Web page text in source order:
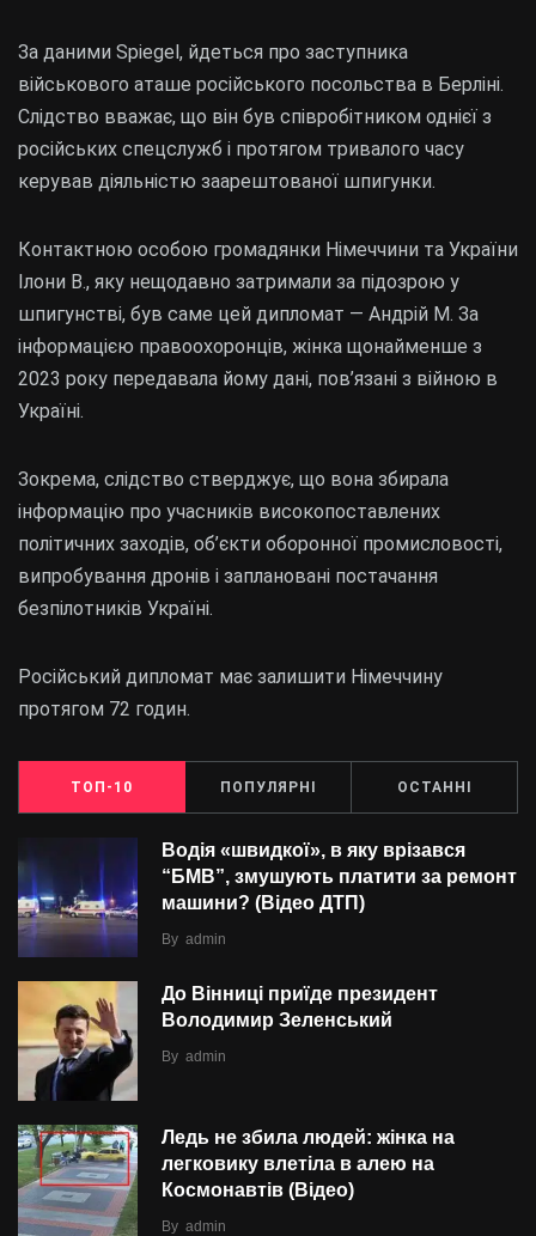
За даними Spiegel, йдеться про заступника
військового аташе російського посольства в Берліні.
Слідство вважає, що він був співробітником однієї з
російських спецслужб і протягом тривалого часу
керував діяльністю заарештованої шпигунки.
Контактною особою громадянки Німеччини та України
Ілони В., яку нещодавно затримали за підозрою у
шпигунстві, був саме цей дипломат — Андрій М. За
інформацією правоохоронців, жінка щонайменше з
2023 року передавала йому дані, пов’язані з війною в
Україні.
Зокрема, слідство стверджує, що вона збирала
інформацію про учасників високопоставлених
політичних заходів, об’єкти оборонної промисловості,
випробування дронів і заплановані постачання
безпілотників Україні.
Російський дипломат має залишити Німеччину
протягом 72 годин.
ТОП-10 ПОПУЛЯРНІ ОСТАННІ
Водія «швидкої», в яку врізався
“БMВ”, змушують платити за ремонт
машини? (Відео ДТП)
By admin
До Вінниці приїде президент
Володимир Зеленський
By admin
Ледь не збила людей: жінка на
легковику влетіла в алею на
Космонавтів (Відео)
By admin